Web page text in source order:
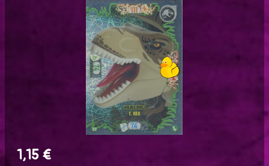
Bildergalerie überspringen
1,15 €